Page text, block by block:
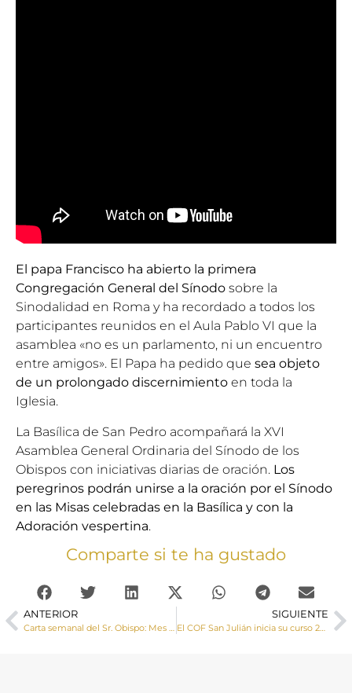
El papa Francisco ha abierto la primera
Congregación General del Sínodo sobre la
Sinodalidad en Roma y ha recordado a todos los
participantes reunidos en el Aula Pablo VI que la
asamblea «no es un parlamento, ni un encuentro
entre amigos». El Papa ha pedido que sea objeto
de un prolongado discernimiento en toda la
Iglesia.
La Basílica de San Pedro acompañará la XVI
Asamblea General Ordinaria del Sínodo de los
Obispos con iniciativas diarias de oración. Los
peregrinos podrán unirse a la oración por el Sínodo
en las Misas celebradas en la Basílica y con la
Adoración vespertina.
Comparte si te ha gustado
ANTERIOR
Carta semanal del Sr. Obispo: Mes del Rosario
SIGUIENTE
El COF San Julián inicia su curso 2023-2024